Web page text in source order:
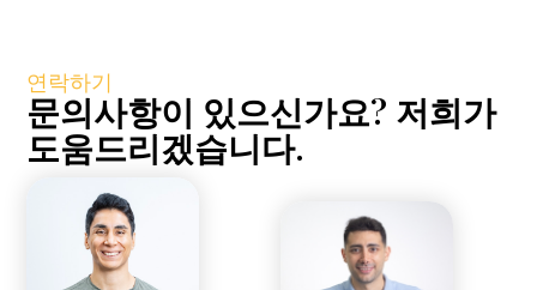
연락하기
문의사항이 있으신가요? 저희가
도움드리겠습니다.